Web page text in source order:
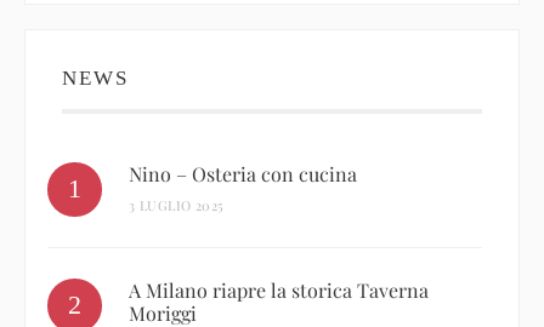
NEWS
Nino – Osteria con cucina
3 LUGLIO 2025
A Milano riapre la storica Taverna
Moriggi